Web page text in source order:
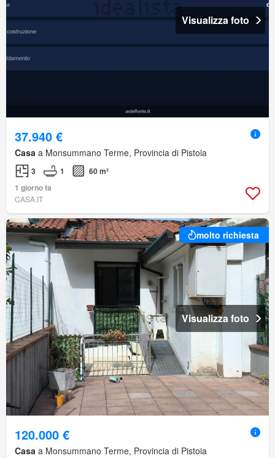
Visualizza foto
37.940 €
Casa a Monsummano Terme, Provincia di Pistoia
3 1
60 m²
1 giorno fa
CASA.IT
molto richiesta
Visualizza foto
120.000 €
Casa a Monsummano Terme, Provincia di Pistoia